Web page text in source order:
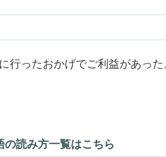
行ったおかげでご利益があった
読み方一覧はこちら